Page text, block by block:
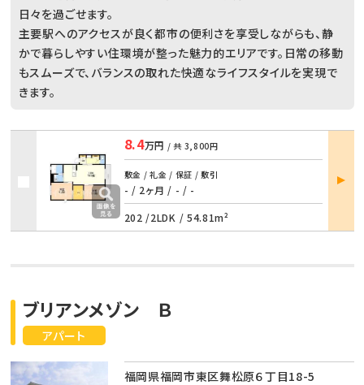
日々を過ごせます。
主要駅へのアクセスが良く都市の便利さを享受しながらも、静
かで暮らしやすい住環境が整った魅力的エリアです。日常の移動
もスムーズで、バランスの取れた快適なライフスタイルを実現で
きます。
8.4万円 / 共 3,800円
敷金 / 礼金 / 保証 / 敷引
- / 2ヶ月 / - / -
202 /2LDK / 54.81m²
部屋
詳細
アパート
ブリアンメゾン Ｂ
福岡県福岡市東区舞松原６丁目18-5